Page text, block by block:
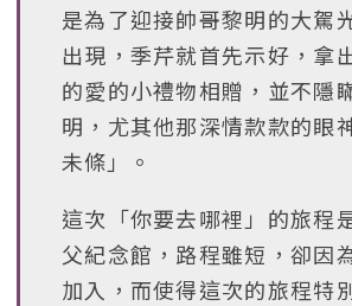
是為了迎接帥哥黎明的大駕
出現，季芹就首先示好，拿
的愛的小禮物相贈，並不隱
明，尤其他那深情款款的眼
未條」。
這次「你要去哪裡」的旅程
父紀念館，路程雖短，卻因
加入，而使得這次的旅程特